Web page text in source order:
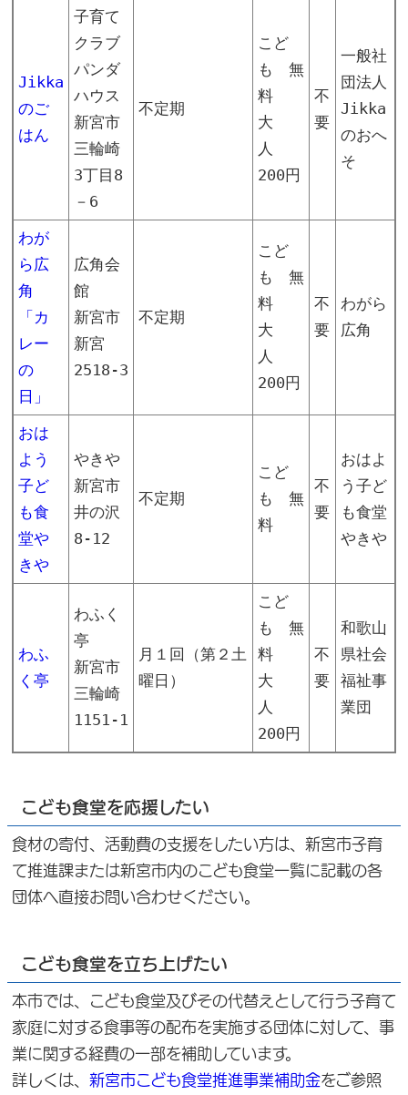
Jikka
のご
はん
子育て
クラブ
パンダ
ハウス
新宮市
三輪崎
3丁目8
－6
不定期
こど
も 無
料
大
人
200円
不
要
一般社
団法人
Jikka
のおへ
そ
わが
ら広
角
「カ
レー
の
日」
広角会
館
新宮市
新宮
2518-3
不定期
こど
も 無
料
大
人
200円
不
要
わがら
広角
おは
よう
子ど
も食
堂や
きや
やきや
新宮市
井の沢
8-12
不定期
こど
も 無
料
不
要
おはよ
う子ど
も食堂
やきや
わふ
く亭
わふく
亭
新宮市
三輪崎
1151-1
月１回（第２土
曜日）
こど
も 無
料
大
人
200円
不
要
和歌山
県社会
福祉事
業団
こども食堂を応援したい
食材の寄付、活動費の支援をしたい方は、新宮市子育
て推進課または新宮市内のこども食堂一覧に記載の各
団体へ直接お問い合わせください。
こども食堂を立ち上げたい
本市では、こども食堂及びその代替えとして行う子育て
家庭に対する食事等の配布を実施する団体に対して、事
業に関する経費の一部を補助しています。
詳しくは、 新宮市こども食堂推進事業補助金をご参照